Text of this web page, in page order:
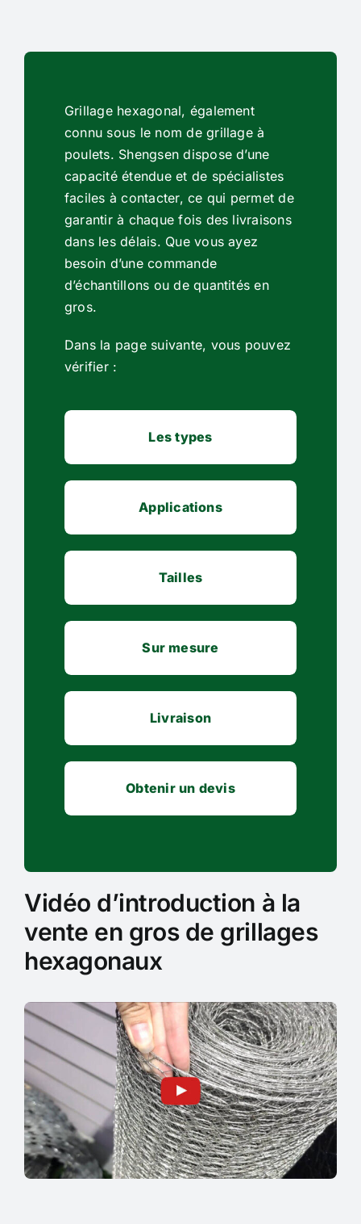
Grillage hexagonal, également
connu sous le nom de grillage à
poulets. Shengsen dispose d’une
capacité étendue et de spécialistes
faciles à contacter, ce qui permet de
garantir à chaque fois des livraisons
dans les délais. Que vous ayez
besoin d’une commande
d’échantillons ou de quantités en
gros.
Dans la page suivante, vous pouvez
vérifier :
Les types
Applications
Tailles
Sur mesure
Livraison
Obtenir un devis
Vidéo d’introduction à la
vente en gros de grillages
hexagonaux